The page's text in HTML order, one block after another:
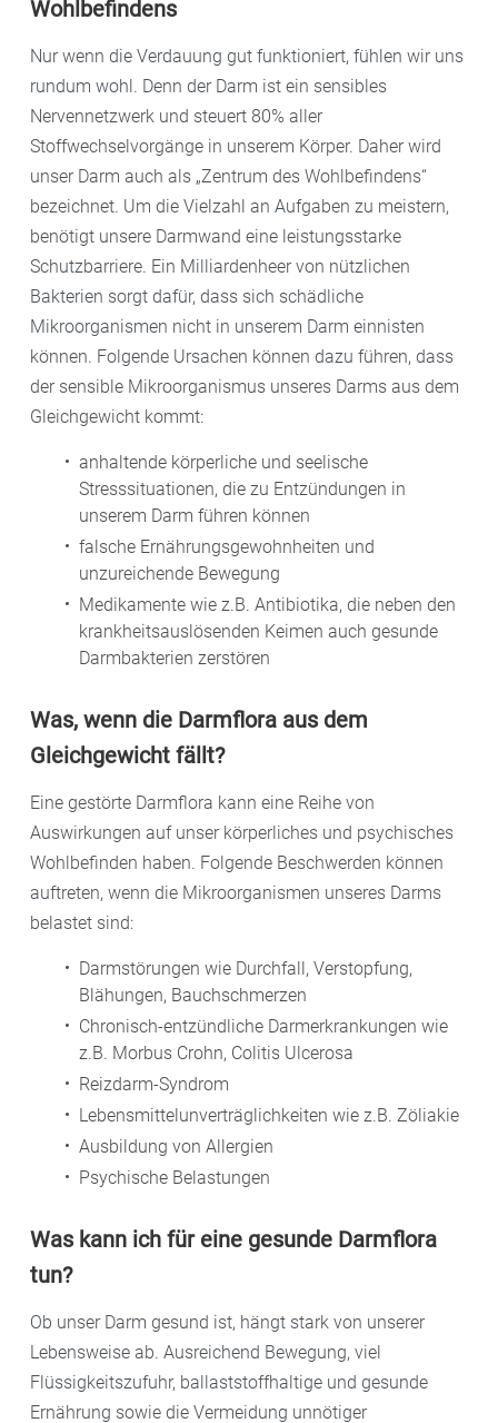
Wohlbefindens
Nur wenn die Verdauung gut funktioniert, fühlen wir uns
rundum wohl. Denn der Darm ist ein sensibles
Nervennetzwerk und steuert 80% aller
Stoffwechselvorgänge in unserem Körper. Daher wird
unser Darm auch als „Zentrum des Wohlbefindens“
bezeichnet. Um die Vielzahl an Aufgaben zu meistern,
benötigt unsere Darmwand eine leistungsstarke
Schutzbarriere. Ein Milliardenheer von nützlichen
Bakterien sorgt dafür, dass sich schädliche
Mikroorganismen nicht in unserem Darm einnisten
können. Folgende Ursachen können dazu führen, dass
der sensible Mikroorganismus unseres Darms aus dem
Gleichgewicht kommt:
anhaltende körperliche und seelische
Stresssituationen, die zu Entzündungen in
unserem Darm führen können
falsche Ernährungsgewohnheiten und
unzureichende Bewegung
Medikamente wie z.B. Antibiotika, die neben den
krankheitsauslösenden Keimen auch gesunde
Darmbakterien zerstören
Was, wenn die Darmflora aus dem
Gleichgewicht fällt?
Eine gestörte Darmflora kann eine Reihe von
Auswirkungen auf unser körperliches und psychisches
Wohlbefinden haben. Folgende Beschwerden können
auftreten, wenn die Mikroorganismen unseres Darms
belastet sind:
Darmstörungen wie Durchfall, Verstopfung,
Blähungen, Bauchschmerzen
Chronisch-entzündliche Darmerkrankungen wie
z.B. Morbus Crohn, Colitis Ulcerosa
Reizdarm-Syndrom
Lebensmittelunverträglichkeiten wie z.B. Zöliakie
Ausbildung von Allergien
Psychische Belastungen
Was kann ich für eine gesunde Darmflora
tun?
Ob unser Darm gesund ist, hängt stark von unserer
Lebensweise ab. Ausreichend Bewegung, viel
Flüssigkeitszufuhr, ballaststoffhaltige und gesunde
Ernährung sowie die Vermeidung unnötiger